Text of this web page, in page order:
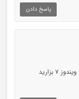
پاسخ دادن
نباید تیک بزنه ولی شما compatibility رو روی ویندوز ۷ بزارید